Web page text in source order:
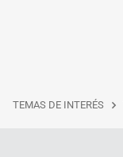
TEMAS DE INTERÉS